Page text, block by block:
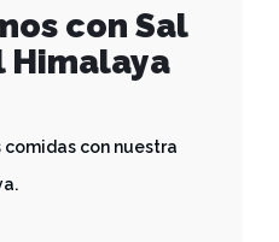
con Sal
Himalaya
comidas con nuestra